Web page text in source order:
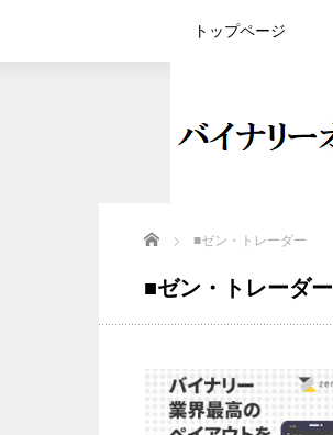
トップページ
Home ■ゼン・トレーダー
■ゼン・トレーダー